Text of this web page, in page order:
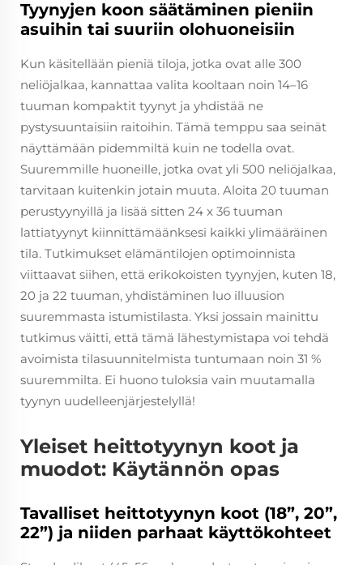
Tyynyjen koon säätäminen pieniin
asuihin tai suuriin olohuoneisiin
Kun käsitellään pieniä tiloja, jotka ovat alle 300
neliöjalkaa, kannattaa valita kooltaan noin 14–16
tuuman kompaktit tyynyt ja yhdistää ne
pystysuuntaisiin raitoihin. Tämä temppu saa seinät
näyttämään pidemmiltä kuin ne todella ovat.
Suuremmille huoneille, jotka ovat yli 500 neliöjalkaa,
tarvitaan kuitenkin jotain muuta. Aloita 20 tuuman
perustyynyillä ja lisää sitten 24 x 36 tuuman
lattiatyynyt kiinnittämäänksesi kaikki ylimääräinen
tila. Tutkimukset elämäntilojen optimoinnista
viittaavat siihen, että erikokoisten tyynyjen, kuten 18,
20 ja 22 tuuman, yhdistäminen luo illuusion
suuremmasta istumistilasta. Yksi jossain mainittu
tutkimus väitti, että tämä lähestymistapa voi tehdä
avoimista tilasuunnitelmista tuntumaan noin 31 %
suuremmilta. Ei huono tuloksia vain muutamalla
tyynyn uudelleenjärjestelyllä!
Yleiset heittotyynyn koot ja
muodot: Käytännön opas
Tavalliset heittotyynyn koot (18”, 20”,
22”) ja niiden parhaat käyttökohteet